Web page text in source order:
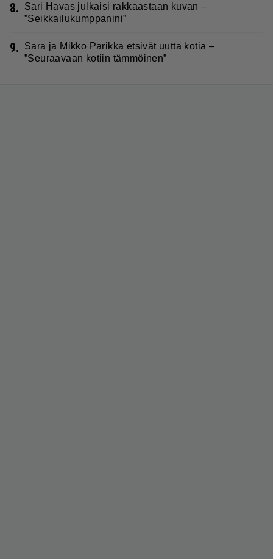
8.
Sari Havas julkaisi rakkaastaan kuvan –
”Seikkailukumppanini”
9.
Sara ja Mikko Parikka etsivät uutta kotia –
”Seuraavaan kotiin tämmöinen”